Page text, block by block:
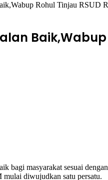
Rohul Tinjau RSUD
Baik,Wabup
bagi masyarakat sesuai
diwujudkan satu persatu.